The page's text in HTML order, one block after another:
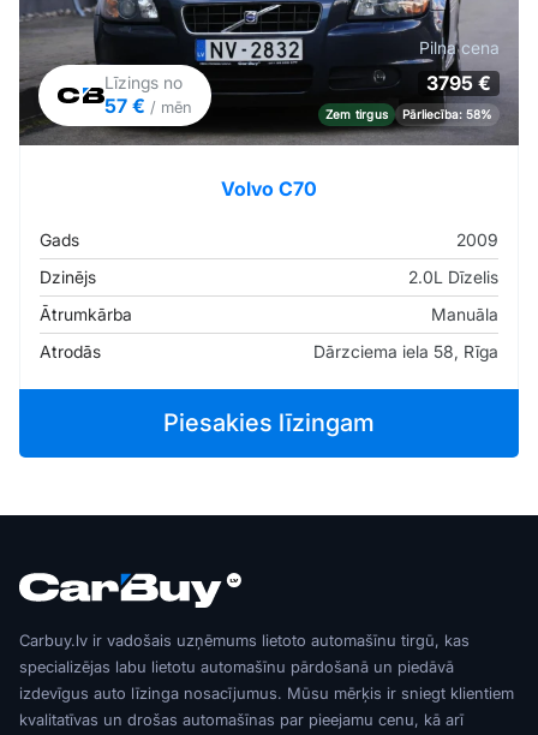
Līzings no
57 € / mēn
Pilna cena
3795 €
Zem tirgus Pārliecība: 58%
Volvo C70
Gads
2009
Dzinējs
2.0L Dīzelis
Ātrumkārba
Manuāla
Atrodās
Dārzciema iela 58, Rīga
Piesakies līzingam
Carbuy.lv ir vadošais uzņēmums lietoto automašīnu tirgū, kas
specializējas labu lietotu automašīnu pārdošanā un piedāvā
izdevīgus auto līzinga nosacījumus. Mūsu mērķis ir sniegt klientiem
kvalitatīvas un drošas automašīnas par pieejamu cenu, kā arī